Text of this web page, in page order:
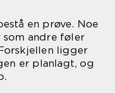
en prøve. Noe
som andre føler
ligger
er planlagt, og